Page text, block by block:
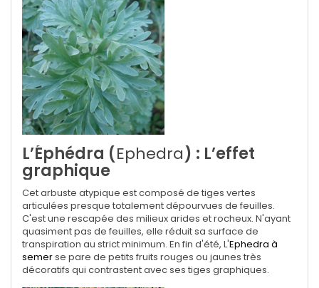
L’Éphédra (Ephedra) : L’effet
graphique
Cet arbuste atypique est composé de tiges vertes
articulées presque totalement dépourvues de feuilles.
C'est une rescapée des milieux arides et rocheux. N'ayant
quasiment pas de feuilles, elle réduit sa surface de
transpiration au strict minimum. En fin d'été, L'Ephedra à
semerse pare de petits fruits rouges ou jaunes très
décoratifs qui contrastent avec ses tiges graphiques.